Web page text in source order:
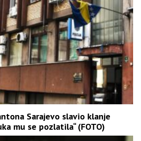
Sarajevo slavio klanje
mu se pozlatila“ (FOTO)